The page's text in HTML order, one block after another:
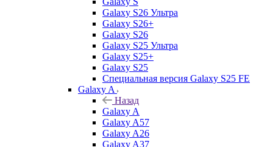
Galaxy S26 Ультра
Galaxy S26+
Galaxy S26
Galaxy S25 Ультра
Galaxy S25+
Galaxy S25
Специальная версия Galaxy S25 FE
Galaxy A
Назад
Galaxy A
Galaxy A57
Galaxy A26
Galaxy A37